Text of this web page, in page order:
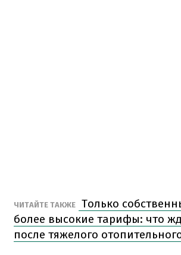
ЧИТАЙТЕ ТАКЖЕ
Только
более высокие тарифы: что
после тяжелого